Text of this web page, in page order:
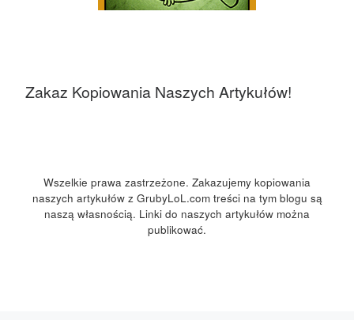
Zakaz Kopiowania Naszych Artykułów!
Wszelkie prawa zastrzeżone. Zakazujemy kopiowania
naszych artykułów z GrubyLoL.com treści na tym blogu są
naszą własnością. Linki do naszych artykułów można
publikować.